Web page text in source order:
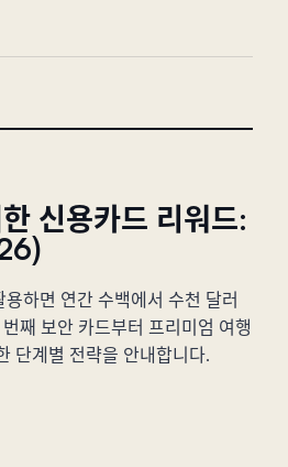
신용카드 리워드:
하면 연간 수백에서 수천 달러
째 보안 카드부터 프리미엄 여행
단계별 전략을 안내합니다.